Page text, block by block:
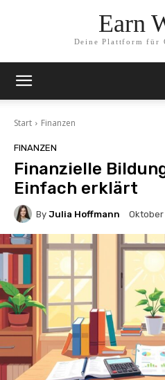
Earn
Deine Plattform für
Start Finanzen
FINANZEN
Finanzielle
Einfach erklärt
By Julia Hoffmann Oktober